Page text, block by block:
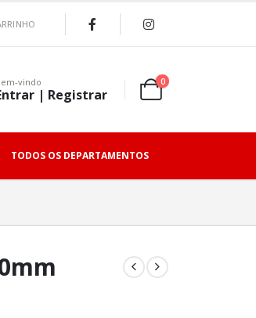
vindo
| Registrar
0
TODOS OS DEPARTAMENTOS